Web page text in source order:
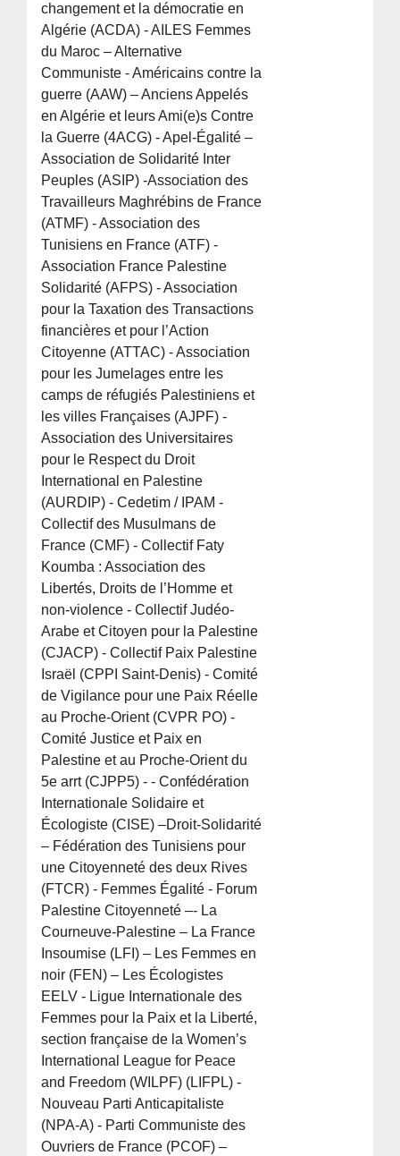
changement et la démocratie en
Algérie (ACDA) - AILES Femmes
du Maroc – Alternative
Communiste - Américains contre la
guerre (AAW) – Anciens Appelés
en Algérie et leurs Ami(e)s Contre
la Guerre (4ACG) - Apel-Égalité –
Association de Solidarité Inter
Peuples (ASIP) -Association des
Travailleurs Maghrébins de France
(ATMF) - Association des
Tunisiens en France (ATF) -
Association France Palestine
Solidarité (AFPS) - Association
pour la Taxation des Transactions
financières et pour l’Action
Citoyenne (ATTAC) - Association
pour les Jumelages entre les
camps de réfugiés Palestiniens et
les villes Françaises (AJPF) -
Association des Universitaires
pour le Respect du Droit
International en Palestine
(AURDIP) - Cedetim / IPAM -
Collectif des Musulmans de
France (CMF) - Collectif Faty
Koumba : Association des
Libertés, Droits de l’Homme et
non-violence - Collectif Judéo-
Arabe et Citoyen pour la Palestine
(CJACP) - Collectif Paix Palestine
Israël (CPPI Saint-Denis) - Comité
de Vigilance pour une Paix Réelle
au Proche-Orient (CVPR PO) -
Comité Justice et Paix en
Palestine et au Proche-Orient du
5e arrt (CJPP5) - - Confédération
Internationale Solidaire et
Écologiste (CISE) –Droit-Solidarité
– Fédération des Tunisiens pour
une Citoyenneté des deux Rives
(FTCR) - Femmes Égalité - Forum
Palestine Citoyenneté –- La
Courneuve-Palestine – La France
Insoumise (LFI) – Les Femmes en
noir (FEN) – Les Écologistes
EELV - Ligue Internationale des
Femmes pour la Paix et la Liberté,
section française de la Women’s
International League for Peace
and Freedom (WILPF) (LIFPL) -
Nouveau Parti Anticapitaliste
(NPA-A) - Parti Communiste des
Ouvriers de France (PCOF) –